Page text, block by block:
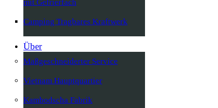
mit Gefrierfach
Camping Tragbares Kraftwerk
Über
Maßgeschneiderter Service
Vietnam Hauptquartier
Kambodscha Fabrik